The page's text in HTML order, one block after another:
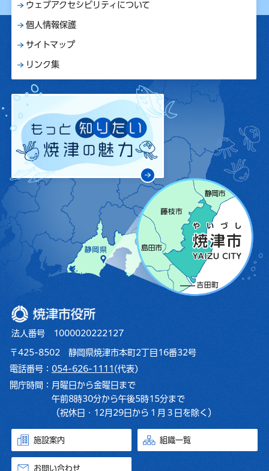
ウェブアクセシビリティについて
個人情報保護
サイトマップ
リンク集
焼津市役所
法人番号 1000020222127
〒425-8502 静岡県焼津市本町2丁目16番32号
電話番号： 054-626-1111 (代表)
開庁時間： 月曜日から金曜日まで
午前8時30分から午後5時15分まで
（祝休日・12月29日から１月３日を除く）
施設案内 組織一覧
お問い合わせ